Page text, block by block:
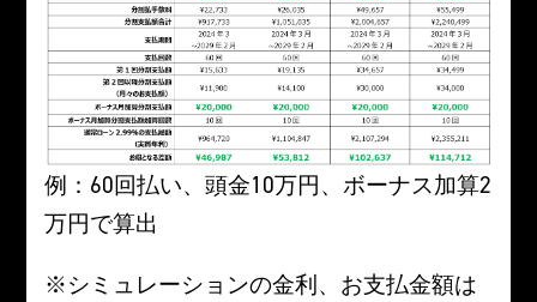
例：60回払い、頭金10万円、ボーナス加算2
万円で算出
※シミュレーションの金利、お支払金額は